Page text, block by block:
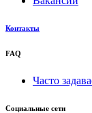
Контакты
FAQ
Часто
Социальные сети